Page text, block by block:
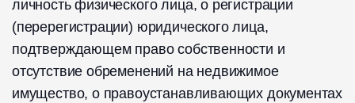
личность физического лица, о регистрации
(перерегистрации) юридического лица,
подтверждающем право собственности и
отсутствие обременений на недвижимое
имущество, о правоустанавливающих документах